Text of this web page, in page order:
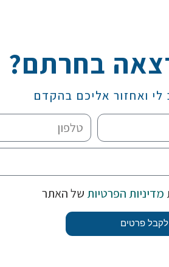
בחרתם?
לי ואחזור אליכם בהקדם
מדיניות הפרטיות של האתר
פרטים